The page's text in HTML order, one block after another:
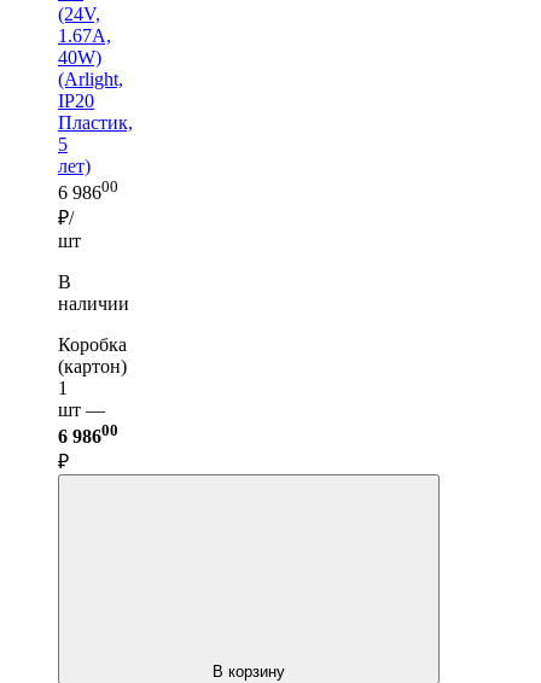
(24V,
1.67A,
40W)
(Arlight,
IP20
Пластик,
5
лет)
6 98600
₽/
шт
В
наличии
Коробка
(картон)
1
шт —
6 98600
₽
В корзину